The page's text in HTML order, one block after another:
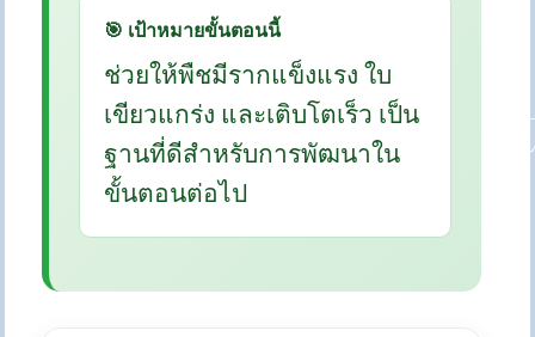
🎯 เป้าหมายขั้นตอนนี้
ช่วยให้พืชมีรากแข็งแรง ใบ
เขียวแกร่ง และเติบโตเร็ว เป็น
ฐานที่ดีสำหรับการพัฒนาใน
ขั้นตอนต่อไป